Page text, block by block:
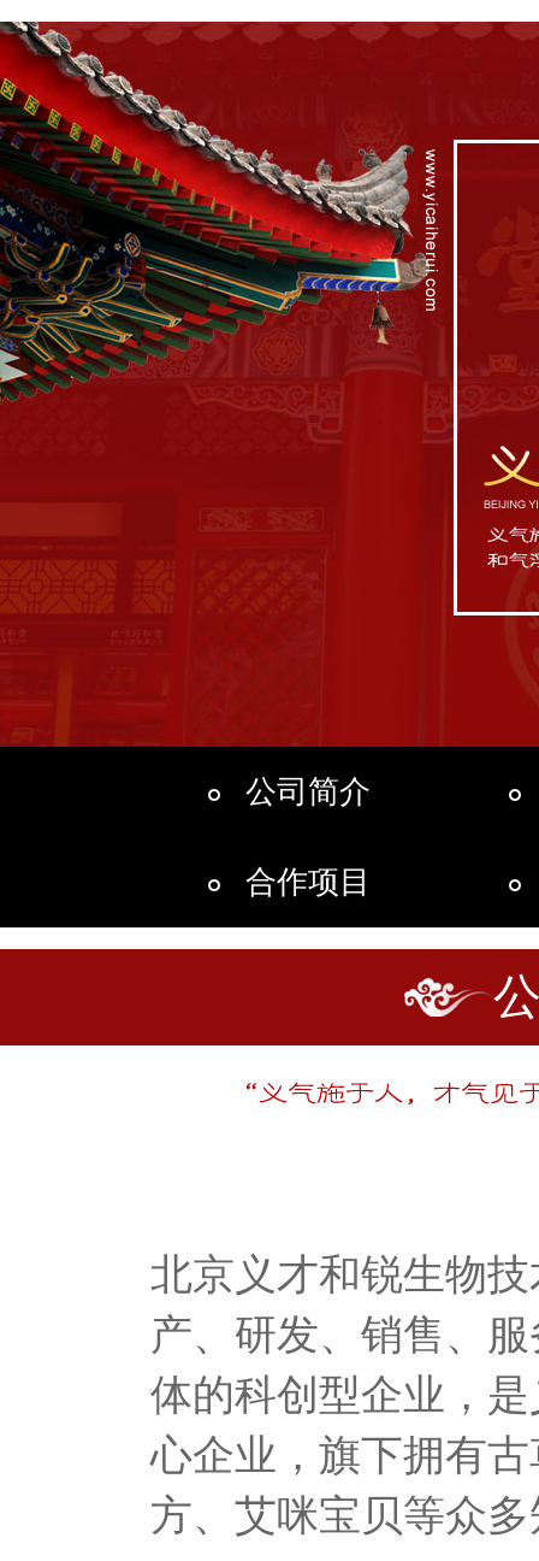
公司简介
合作项目
北京义才和锐生物
产、研发、销售、
体的科创型企业，
心企业，旗下拥有
方、艾咪宝贝等众